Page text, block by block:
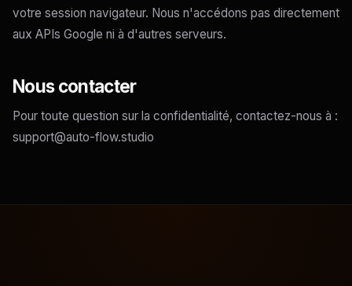
votre session navigateur. Nous n'accédons pas directement
aux APIs Google ni à d'autres serveurs.
Nous contacter
Pour toute question sur la confidentialité, contactez-nous à :
support@auto-flow.studio